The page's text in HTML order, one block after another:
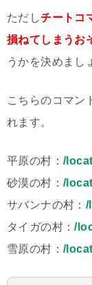
ただしチートコ
損ねてしまうお
うかを決めまし
こちらのコマン
れます。
平原の村： /
砂漠の村： /
サバンナの村： /
タイガの村：/
雪原の村： /